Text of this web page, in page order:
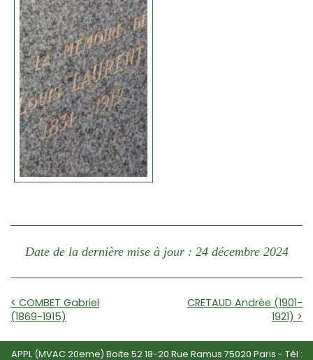
Date de la dernière mise à jour : 24 décembre 2024
< COMBET Gabriel
(1869-1915)
CRETAUD Andrée (1901-
1921) >
APPL (MVAC 20eme) Boite 52 18-20 Rue Ramus 75020 Paris - Tél :